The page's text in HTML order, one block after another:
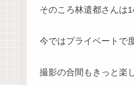
そのころ林遣都さんは
今ではプライベートで
撮影の合間もきっと楽